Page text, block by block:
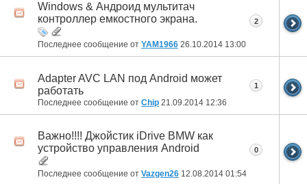
Windows & Андроид мультитач
контроллер емкостного экрана.
Последнее сообщение от YAM1966 26.10.2014 13:00
2
Adapter AVC LAN под Android может
работать
Последнее сообщение от Chip 21.09.2014 12:36
1
Важно!!!! Джойстик iDrive BMW как
устройство управления Android
Последнее сообщение от Vazgen26 12.08.2014 01:54
0